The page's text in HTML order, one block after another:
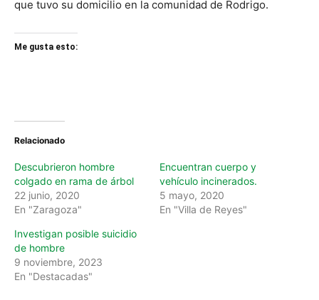
que tuvo su domicilio en la comunidad de Rodrigo.
Me gusta esto:
Relacionado
Descubrieron hombre
colgado en rama de árbol
22 junio, 2020
En "Zaragoza"
Encuentran cuerpo y
vehículo incinerados.
5 mayo, 2020
En "Villa de Reyes"
Investigan posible suicidio
de hombre
9 noviembre, 2023
En "Destacadas"